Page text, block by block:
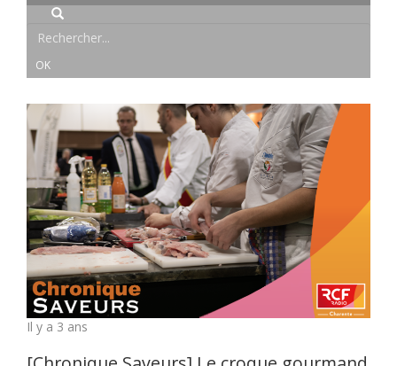
Il y a 3 ans